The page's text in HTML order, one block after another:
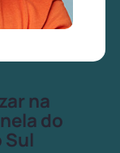
na
do
Sul